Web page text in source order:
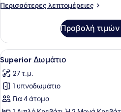
Περισσότερες λεπτομέρειες
Περισσότερες
Room,
Sea
View
Προβολή τιμών
Προβολή
όλων
των
φωτογραφιών
για
4
Superior Δωμάτιο
27 τ.μ.
1 υπνοδωμάτιο
Για 4 άτομα